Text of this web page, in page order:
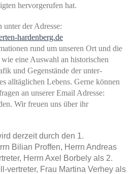
hervorgerufen hat.
unter der Adresse:
hardenberg.de
rund um unseren Ort und die
eine Auswahl an historischen
und Gegenstände der unter-
alltäglichen Lebens. Gerne können
an unserer Email Adresse:
Wir freuen uns über ihr
derzeit durch den 1.
Bilian Proffen, Herrn Andreas
Herrn Axel Borbely als 2.
vertreter, Frau Martina Verhey als